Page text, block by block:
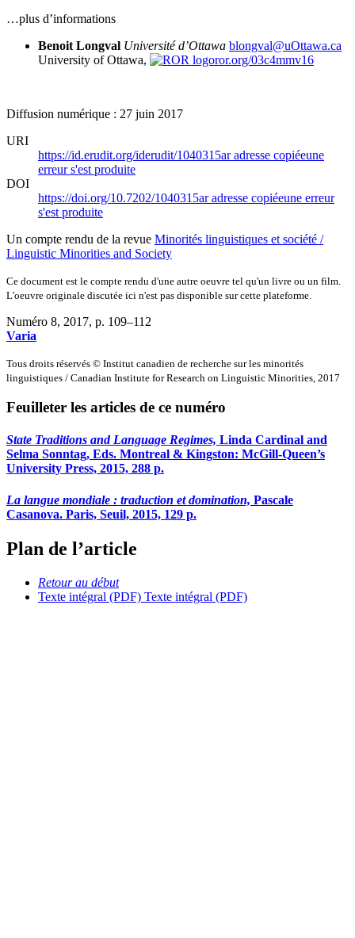
…plus d’informations
Benoit Longval Université d’Ottawa blongval@uOttawa.ca
University of Ottawa,
ror.org/03c4mmv16
Diffusion numérique : 27 juin 2017
URI
https://id.erudit.org/iderudit/1040315aradresse copiéeune
erreur s'est produite
DOI
https://doi.org/10.7202/1040315aradresse copiéeune erreur
s'est produite
Un compte rendu de la revue Minorités linguistiques et société /
Linguistic Minorities and Society
Ce document est le compte rendu d'une autre oeuvre tel qu'un livre ou un film.
L'oeuvre originale discutée ici n'est pas disponible sur cette plateforme.
Numéro 8, 2017, p. 109–112
Varia
Tous droits réservés © Institut canadien de recherche sur les minorités
linguistiques / Canadian Institute for Research on Linguistic Minorities, 2017
Feuilleter les articles de ce numéro
State Traditions and Language Regimes, Linda Cardinal and
Selma Sonntag, Eds. Montreal & Kingston: McGill-Queen’s
University Press, 2015, 288 p.
La langue mondiale : traduction et domination, Pascale
Casanova. Paris, Seuil, 2015, 129 p.
Plan de l’article
Retour au début
Texte intégral (PDF) Texte intégral (PDF)